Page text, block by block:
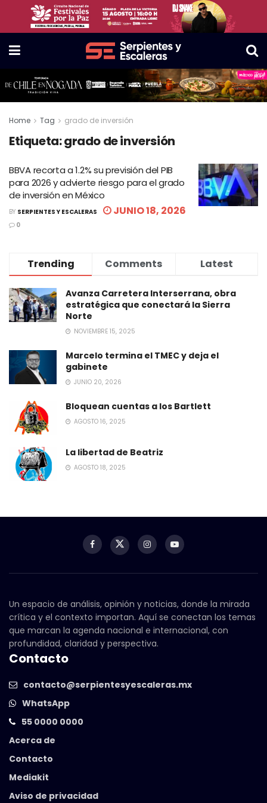
Home Tag grado de inversión
Etiqueta:grado de inversión
BBVA recorta a 1.2% su previsión del PIB
para 2026 y advierte riesgo para el grado
de inversión en México
BY SERPIENTES Y ESCALERAS JUNIO 18, 2026
0
Trending Comments Latest
Avanza Carretera Interserrana, obra
estratégica que conectará la Sierra
Norte
NOVIEMBRE 15, 2025
Marcelo termina el TMEC y deja el
gabinete
JUNIO 20, 2026
Bloquean cuentas a los Bartlett
AGOSTO 16, 2025
La libertad de Beatriz
AGOSTO 18, 2025
Un espacio de análisis, opinión y noticias, donde la mirada
crítica y el contexto importan. Aquí se conectan los temas
que marcan la agenda nacional e internacional, con
profundidad, claridad y perspectiva.
Contacto
contacto@serpientesyescaleras.mx
WhatsApp
55 0000 0000
Acerca de
Contacto
Mediakit
Aviso de privacidad